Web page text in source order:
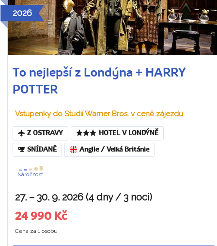
2026
To nejlepší z Londýna + HARRY
POTTER
Vstupenky do Studií Warner Bros. v ceně zájezdu
Z OSTRAVY HOTEL V LONDÝNĚ
SNÍDANĚ Anglie / Velká Británie
Náročnost
27. – 30. 9. 2026 (4 dny / 3 noci)
24 990 Kč
Cena za 1 osobu